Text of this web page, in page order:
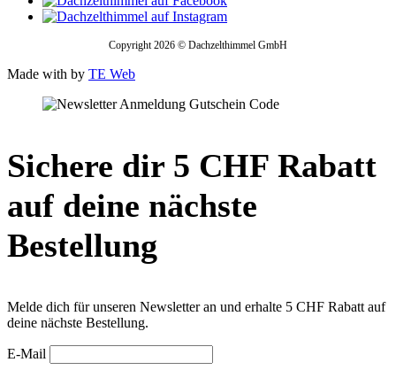
Copyright 2026 © Dachzelthimmel GmbH
Made with by TE Web
Sichere dir 5 CHF Rabatt
auf deine nächste
Bestellung
Melde dich für unseren Newsletter an und erhalte 5 CHF Rabatt auf
deine nächste Bestellung.
E-Mail